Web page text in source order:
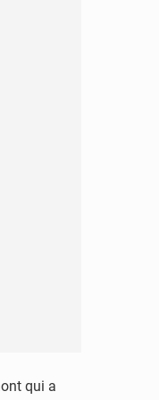
qui a